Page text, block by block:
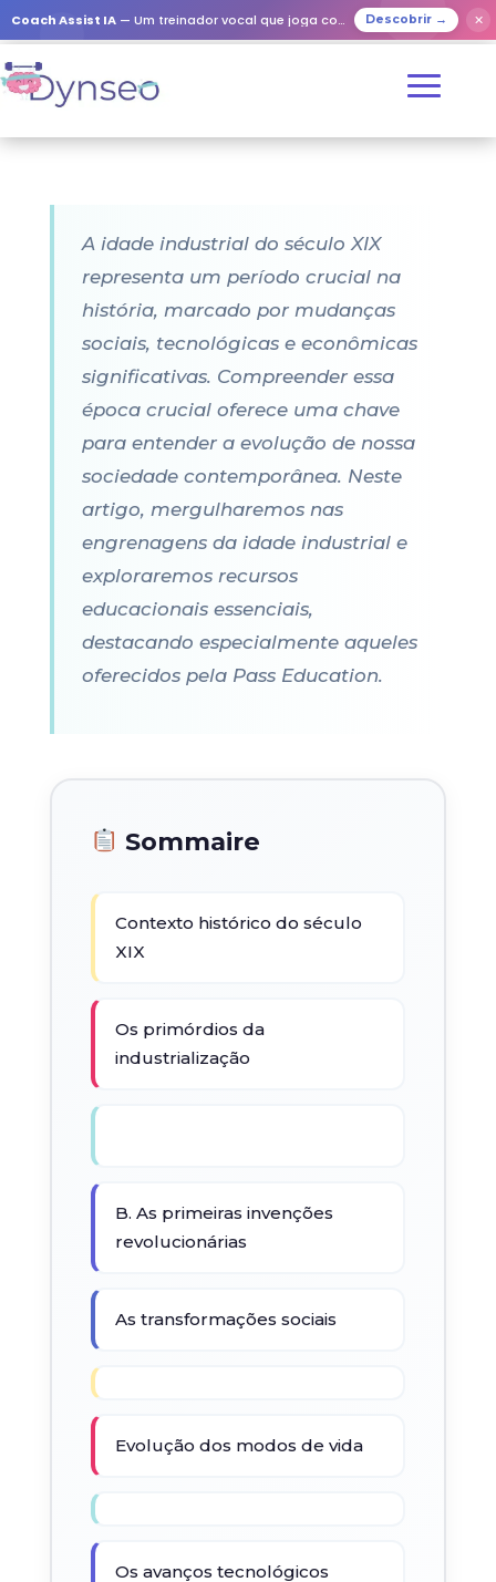
Coach Assist IA — Um treinador vocal que joga com os seus entes queridos Descobrir → ✕
A idade industrial do século XIX
representa um período crucial na
história, marcado por mudanças
sociais, tecnológicas e econômicas
significativas. Compreender essa
época crucial oferece uma chave
para entender a evolução de nossa
sociedade contemporânea. Neste
artigo, mergulharemos nas
engrenagens da idade industrial e
exploraremos recursos
educacionais essenciais,
destacando especialmente aqueles
oferecidos pela Pass Education.
Sommaire
Contexto histórico do século
XIX
Os primórdios da
industrialização
B. As primeiras invenções
revolucionárias
As transformações sociais
Evolução dos modos de vida
Os avanços tecnológicos